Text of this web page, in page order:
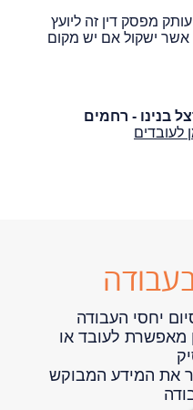
מפסק דין זה ליועץ
ישקול אם יש מקום
בנינו - רחמים
לעובדים
יחסי העבודה
מאפשרת לעובד או
את המידע המבוקש